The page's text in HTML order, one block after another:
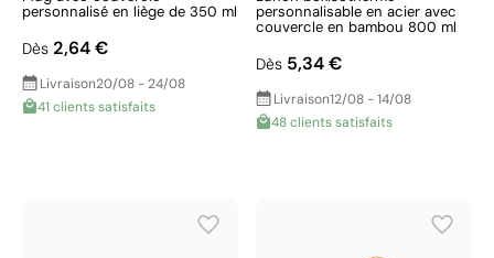
personnalisé en liège de 350 ml
Dès 2,64 €
Livraison20/08 - 24/08
41 clients satisfaits
personnalisable en acier avec
couvercle en bambou 800 ml
Dès 5,34 €
Livraison12/08 - 14/08
48 clients satisfaits